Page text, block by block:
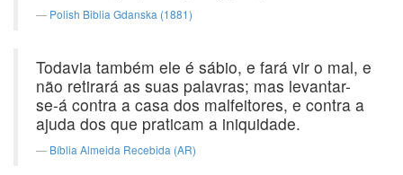
Polish Biblia Gdanska (1881)
Todavia também ele é sábio, e fará vir o mal, e
não retirará as suas palavras; mas levantar-
se-á contra a casa dos malfeitores, e contra a
ajuda dos que praticam a iniquidade.
Bíblia Almeida Recebida (AR)